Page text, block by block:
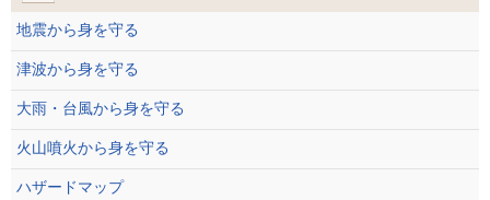
地震から身を守る
津波から身を守る
大雨・台風から身を守る
火山噴火から身を守る
ハザードマップ